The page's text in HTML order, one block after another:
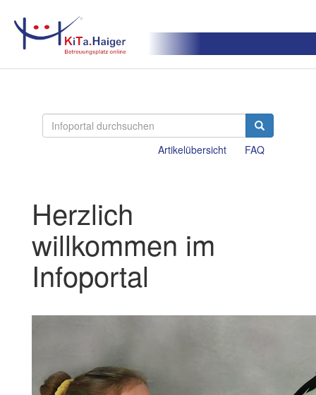
FAQ
Artikelübersicht
Herzlich
willkommen im
Infoportal